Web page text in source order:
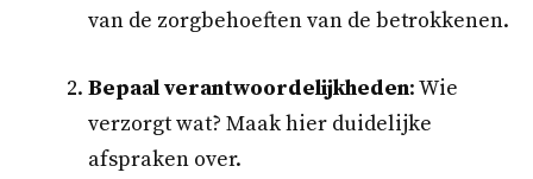
van de zorgbehoeften van de betrokkenen.
Bepaal verantwoordelijkheden: Wie
verzorgt wat? Maak hier duidelijke
afspraken over.